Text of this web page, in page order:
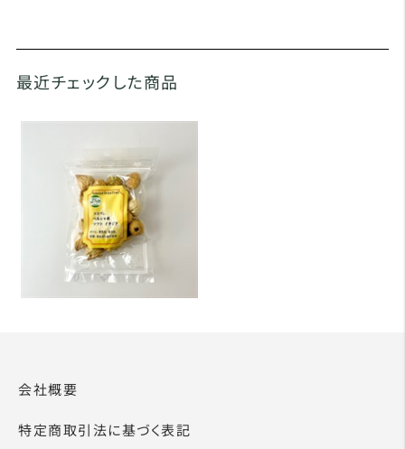
最近チェックした商品
会社概要
特定商取引法に基づく表記